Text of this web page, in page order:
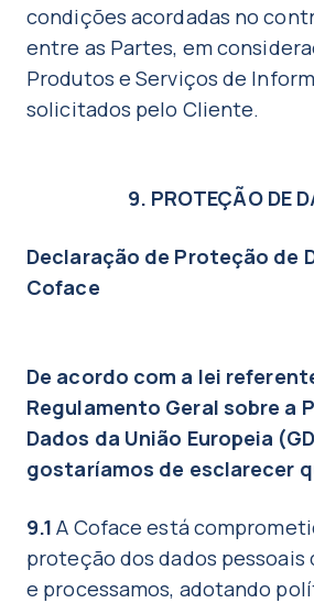
condições acordadas no
entre as Partes, em
Produtos e Serviços de
solicitados pelo Cliente.
9. PROTEÇÃO DE
Declaração de Proteção de
Coface
De acordo com a lei
Regulamento Geral sobre a
Dados da União Europeia
gostaríamos de esclarecer
9.1 A Coface está
proteção dos dados pessoais
e processamos, adotando